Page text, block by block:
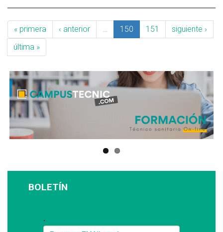
« primera ‹ anterior … 150 151
siguiente ›
última »
BOLETÍN